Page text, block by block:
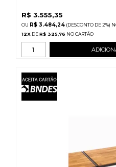
R$ 3.555,35
R$ 3.484,24 (DESCONTO DE 2%)
12X DE R$ 325,76